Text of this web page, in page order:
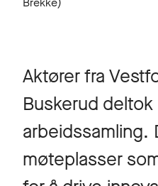
Aktører fra
Buskerud deltok
arbeidssamling.
møteplasser